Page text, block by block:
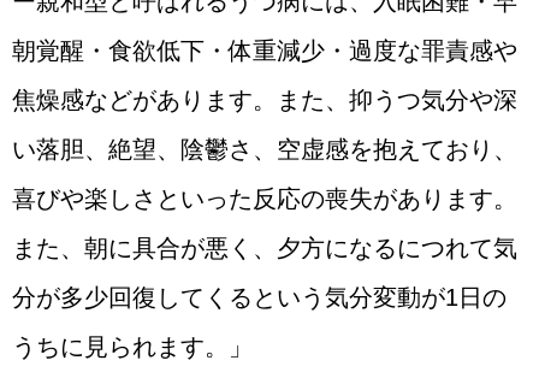
朝覚醒・食欲低下・体重減少・過度な罪責感や
焦燥感などがあります。また、抑うつ気分や深
い落胆、絶望、陰鬱さ、空虚感を抱えており、
喜びや楽しさといった反応の喪失があります。
また、朝に具合が悪く、夕方になるにつれて気
分が多少回復してくるという気分変動が1日の
うちに見られます。」